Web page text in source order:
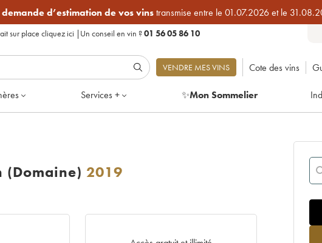
d’estimation de vos vinstransmise entre le 01.07.2026 et le
sur place cliquez ici | Un conseil en vin ?01 56 05 86 10
VENDRE MES VINS Cote des vins
Services + ✨Mon Sommelier
(Domaine) 2019